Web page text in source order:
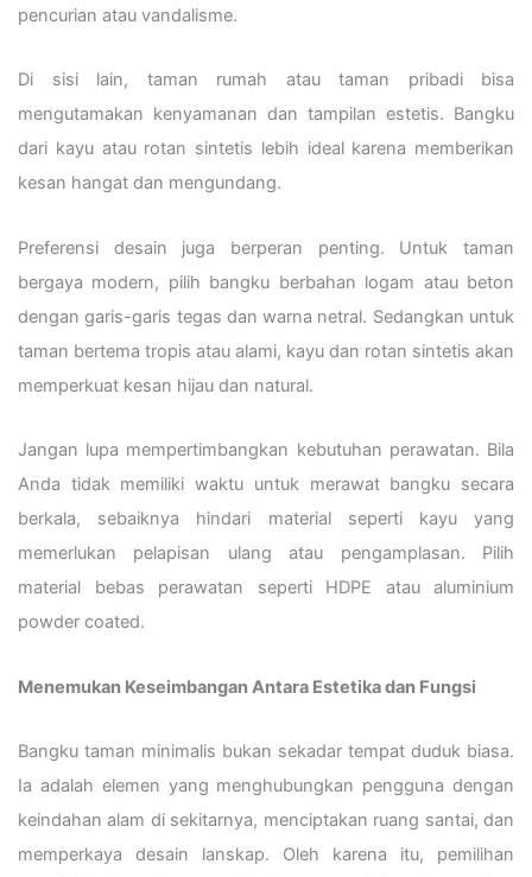
pencurian atau vandalisme.
Di sisi lain, taman rumah atau taman pribadi bisa
mengutamakan kenyamanan dan tampilan estetis. Bangku
dari kayu atau rotan sintetis lebih ideal karena memberikan
kesan hangat dan mengundang.
Preferensi desain juga berperan penting. Untuk taman
bergaya modern, pilih bangku berbahan logam atau beton
dengan garis-garis tegas dan warna netral. Sedangkan untuk
taman bertema tropis atau alami, kayu dan rotan sintetis akan
memperkuat kesan hijau dan natural.
Jangan lupa mempertimbangkan kebutuhan perawatan. Bila
Anda tidak memiliki waktu untuk merawat bangku secara
berkala, sebaiknya hindari material seperti kayu yang
memerlukan pelapisan ulang atau pengamplasan. Pilih
material bebas perawatan seperti HDPE atau aluminium
powder coated.
Menemukan Keseimbangan Antara Estetika dan Fungsi
Bangku taman minimalis bukan sekadar tempat duduk biasa.
Ia adalah elemen yang menghubungkan pengguna dengan
keindahan alam di sekitarnya, menciptakan ruang santai, dan
memperkaya desain lanskap. Oleh karena itu, pemilihan